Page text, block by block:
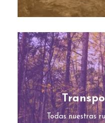
Todas nuestras